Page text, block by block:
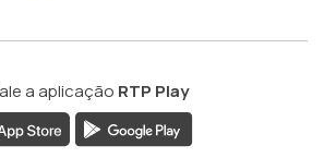
a aplicação RTP Play